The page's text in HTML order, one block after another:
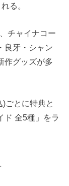
る。
チャイナコー
良牙・シャン
作グッズが多
ごとに特典と
ド 全5種」をラ